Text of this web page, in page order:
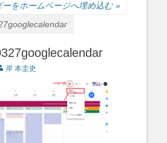
をホームページへ埋め込む »
岸 本圭史